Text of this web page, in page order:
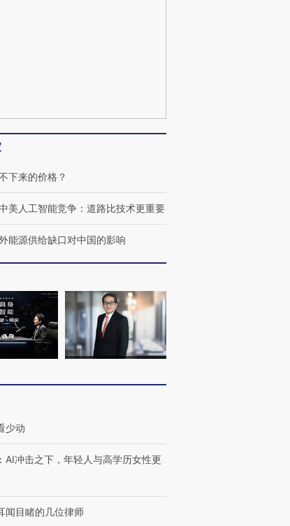
马航飞行员跨国走私7万
粒摇头丸 尿检体内含3种
下来的价格？
美人工智能竞争：道路比技术更重要
能源供给缺口对中国的影响
少动
： AI冲击之下，年轻人与高学历女性更
闻目睹的几位律师